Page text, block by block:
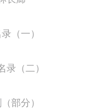
（一）
录（二）
部分）